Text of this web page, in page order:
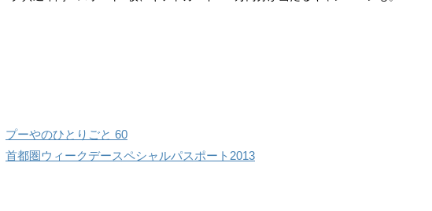
プーやのひとりごと 60
首都圏ウィークデースペシャルパスポート2013